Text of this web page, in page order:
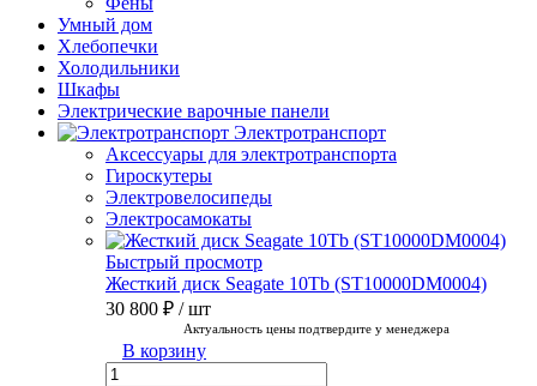
Умный дом
Хлебопечки
Холодильники
Шкафы
Электрические варочные панели
Электротранспорт
Аксессуары для электротранспорта
Гироскутеры
Электровелосипеды
Электросамокаты
Быстрый просмотр
Жесткий диск Seagate 10Tb (ST10000DM0004)
30 800 ₽ / шт
Актуальность цены подтвердите у менеджера
В корзину